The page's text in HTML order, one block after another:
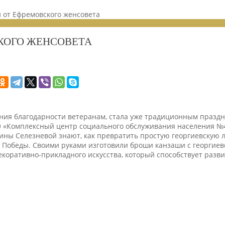
от Ефремовского женсовета
ЖЕНСОВЕТА
благодарности ветеранам, стала уже традиционным
центр социального обслуживания населения
Селезневой знают, как превратить простую
Своими руками изготовили броши канзаши с
прикладного искусства, который способствует